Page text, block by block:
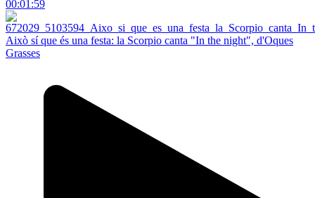
00:01:59
Això sí que és una festa: la Scorpio canta "In the night", d'Oques
Grasses